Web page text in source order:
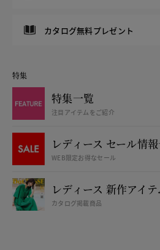
カタログ無料プレゼント
特集
特集一覧
注目アイテムをご紹介
レディース セール情
WEB限定お得なセール
レディース 新作アイテ
カタログ掲載商品